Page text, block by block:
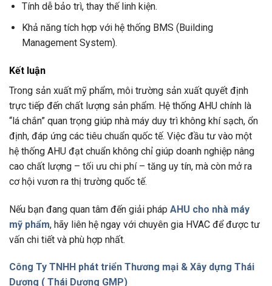
Tính dễ bảo trì, thay thế linh kiện.
Khả năng tích hợp với hệ thống BMS (Building
Management System).
Kết luận
Trong sản xuất mỹ phẩm, môi trường sản xuất quyết định
trực tiếp đến chất lượng sản phẩm. Hệ thống AHU chính là
“lá chắn” quan trọng giúp nhà máy duy trì không khí sạch, ổn
định, đáp ứng các tiêu chuẩn quốc tế. Việc đầu tư vào một
hệ thống AHU đạt chuẩn không chỉ giúp doanh nghiệp nâng
cao chất lượng – tối ưu chi phí – tăng uy tín, mà còn mở ra
cơ hội vươn ra thị trường quốc tế.
Nếu bạn đang quan tâm đến giải pháp AHU cho nhà máy
mỹ phẩm, hãy liên hệ ngay với chuyên gia HVAC để được tư
vấn chi tiết và phù hợp nhất.
Công Ty TNHH phát triển Thương mại & Xây dựng Thái
Dương ( Thái Dương GMP)